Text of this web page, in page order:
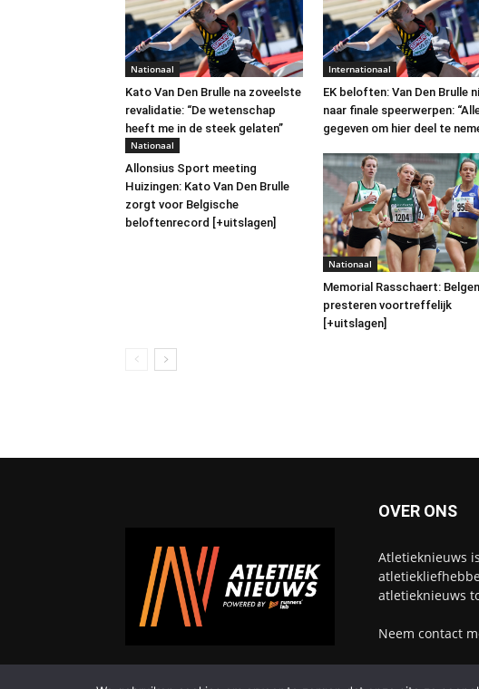
Nationaal
Kato Van Den Brulle na zoveelste
revalidatie: “De wetenschap
heeft me in de steek gelaten”
Internationaal
EK beloften: Van Den Brulle
naar finale speerwerpen:
gegeven om hier deel te
Nationaal
Allonsius Sport meeting
Huizingen: Kato Van Den Brulle
zorgt voor Belgische
beloftenrecord [+uitslagen]
Nationaal
Memorial Rasschaert: Belgen
presteren voortreffelijk
[+uitslagen]
OVER ONS
Atletieknieuws
atletieknieuws
Neem contact